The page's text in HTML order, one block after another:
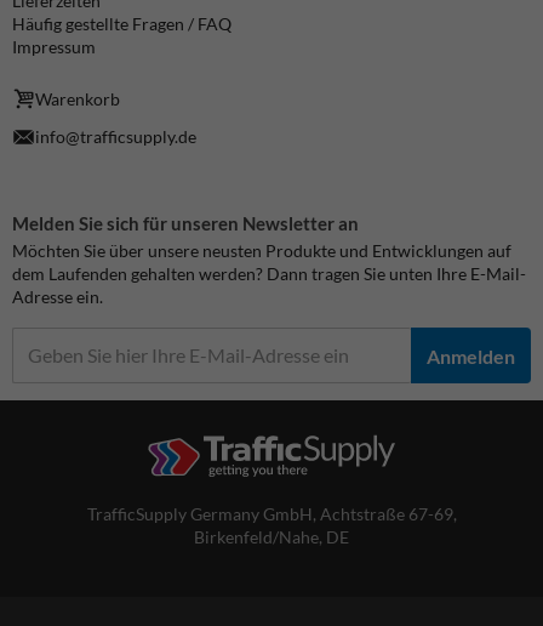
Häufig gestellte Fragen / FAQ
Impressum
Warenkorb
info@trafficsupply.de
Melden Sie sich für unseren Newsletter an
Möchten Sie über unsere neusten Produkte und Entwicklungen auf
dem Laufenden gehalten werden? Dann tragen Sie unten Ihre E-Mail-
Adresse ein.
Anmelden
TrafficSupply Germany GmbH, Achtstraße 67-69,
Birkenfeld/Nahe, DE